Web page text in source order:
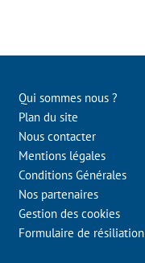
Qui sommes nous ?
Plan du site
Nous contacter
Mentions légales
Conditions Générales
Nos partenaires
Gestion des cookies
Formulaire de résiliation